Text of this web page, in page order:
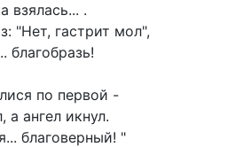
взялась... .
"Нет, гастрит мол",
благобразь!
по первой -
а ангел икнул.
благоверный! "